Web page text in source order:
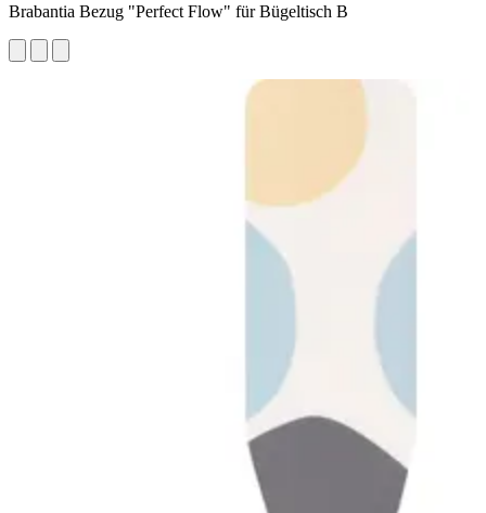
Brabantia Bezug "Perfect Flow" für Bügeltisch B